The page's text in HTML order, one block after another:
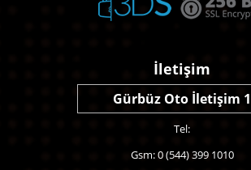
İletişim
Gürbüz Oto İletişim 1
Tel:
Gsm: 0 (544) 399 1010